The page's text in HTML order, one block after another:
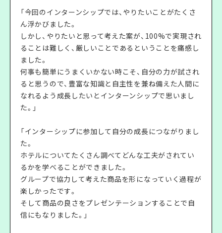
「今回のインターンシップでは、やりたいことがたくさ
ん浮かびました。
しかし、やりたいと思って考えた案が、100%で実現され
ることは難しく、厳しいことであるということを痛感し
ました。
何事も簡単にうまくいかない時こそ、自分の力が試され
ると思うので、豊富な知識と自主性を兼ね備えた人間に
なれるよう成長したいとインターンシップで思いまし
た。」
「インターシップに参加して自分の成長につながりまし
た。
ホテルについてたくさん調べてどんな工夫がされてい
るかを学べることができました。
グループで協力して考えた商品を形になっていく過程が
楽しかったです。
そして商品の良さをプレゼンテーションすることで自
信にもなりました。」